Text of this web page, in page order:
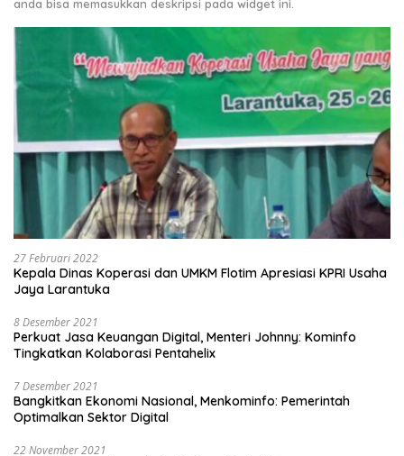
anda bisa memasukkan deskripsi pada widget ini.
27 Februari 2022
Kepala Dinas Koperasi dan UMKM Flotim Apresiasi KPRI Usaha
Jaya Larantuka
8 Desember 2021
Perkuat Jasa Keuangan Digital, Menteri Johnny: Kominfo
Tingkatkan Kolaborasi Pentahelix
7 Desember 2021
Bangkitkan Ekonomi Nasional, Menkominfo: Pemerintah
Optimalkan Sektor Digital
22 November 2021